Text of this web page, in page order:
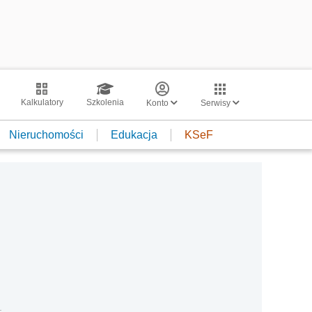
Kalkulatory Szkolenia Konto Serwisy
Nieruchomości Edukacja KSeF